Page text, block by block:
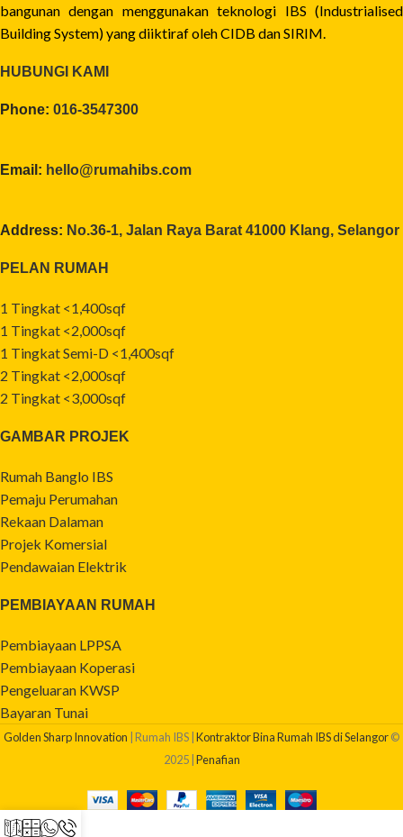
bangunan dengan menggunakan teknologi IBS (Industrialised
Building System) yang diiktiraf oleh CIDB dan SIRIM.
HUBUNGI KAMI
Phone: 016-3547300
Email: hello@rumahibs.com
Address: No.36-1, Jalan Raya Barat 41000 Klang, Selangor
PELAN RUMAH
1 Tingkat <1,400sqf
1 Tingkat <2,000sqf
1 Tingkat Semi-D <1,400sqf
2 Tingkat <2,000sqf
2 Tingkat <3,000sqf
GAMBAR PROJEK
Rumah Banglo IBS
Pemaju Perumahan
Rekaan Dalaman
Projek Komersial
Pendawaian Elektrik
PEMBIAYAAN RUMAH
Pembiayaan LPPSA
Pembiayaan Koperasi
Pengeluaran KWSP
Bayaran Tunai
Golden Sharp Innovation | Rumah IBS |Kontraktor Bina Rumah IBS di Selangor©
2025 |Penafian